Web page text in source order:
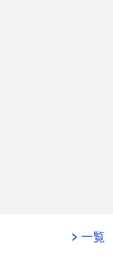
一覧